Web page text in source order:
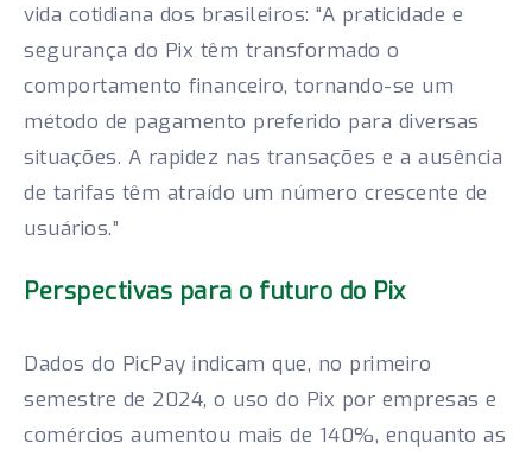
vida cotidiana dos brasileiros: “A praticidade e
segurança do Pix têm transformado o
comportamento financeiro, tornando-se um
método de pagamento preferido para diversas
situações. A rapidez nas transações e a ausência
de tarifas têm atraído um número crescente de
usuários.”
Perspectivas para o futuro do Pix
Dados do PicPay indicam que, no primeiro
semestre de 2024, o uso do Pix por empresas e
comércios aumentou mais de 140%, enquanto as